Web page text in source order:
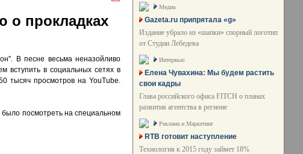
о прокладках
В песне весьма неназойливо
вступить в социальных сетях в
тысяч просмотров на YouTube.
было посмотреть на специальном
Медиа
Gazeta.ru припрятала «g»
Издание убрало из «шапки» спорный логотип
от Студии Лебедева
Интервью
Елена Чувахина: Мы будем растить
свои кадры
Глава российского офиса FITCH о планах
развития агентства в регионе
Реклама и Маркетинг
RTB готовит наступление
Технология к 2015 году займет 18%